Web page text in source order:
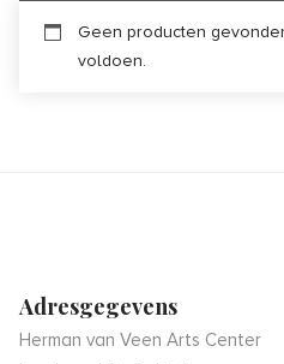
Geen producten
voldoen.
Adresgegevens
Herman van Veen Arts Center